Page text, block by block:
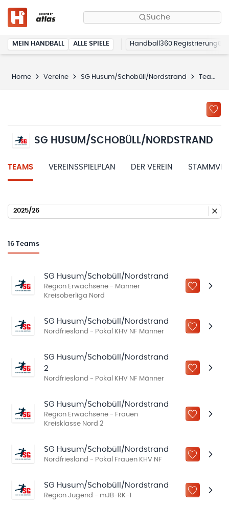
Suche
MEIN HANDBALL ALLE SPIELE Handball360 Registrierung
Home Vereine SG Husum/Schobüll/Nordstrand Teams
SG HUSUM/SCHOBÜLL/NORDSTRAND
TEAMS VEREINSSPIELPLAN DER VEREIN
2025/26
16 Teams
SG Husum/Schobüll/Nordstrand
Region Erwachsene - Männer
Kreisoberliga Nord
ZU „MEINE
SG Husum/Schobüll/Nordstrand
Nordfriesland - Pokal KHV NF Männer ZU „MEINE
SG Husum/Schobüll/Nordstrand
2
Nordfriesland - Pokal KHV NF Männer
ZU „MEINE
SG Husum/Schobüll/Nordstrand
Region Erwachsene - Frauen
Kreisklasse Nord 2
ZU „MEINE
SG Husum/Schobüll/Nordstrand
Nordfriesland - Pokal Frauen KHV NF ZU „MEINE
SG Husum/Schobüll/Nordstrand
Region Jugend - mJB-RK-1 ZU „MEINE